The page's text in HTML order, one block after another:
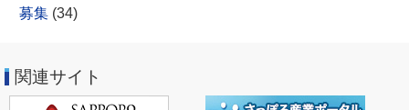
募集 (34)
関連サイト